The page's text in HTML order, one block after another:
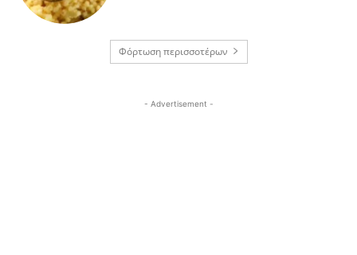
Φόρτωση περισσοτέρων
- Advertisement -